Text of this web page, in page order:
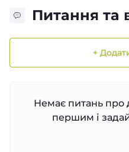
Питання та
+
Немає питань про
першим і